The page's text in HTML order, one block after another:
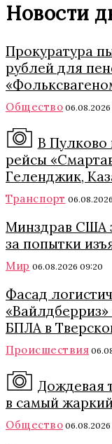
Новости
Прокуратура
рублей для
Общество
В Пулково
рейсы
Геленджик,
Транспорт
Минздрав США
за попытки
Мир 06.08.2026 09:20
Фасад
БПЛА в
Происшествия
Дождевая
в самый
Общество 06.08.2026